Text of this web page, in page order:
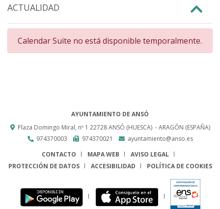
ACTUALIDAD
Calendar Suite no está disponible temporalmente.
AYUNTAMIENTO DE ANSÓ
Plaza Domingo Miral, nº 1 22728 ANSÓ (HUESCA) - ARAGÓN (ESPAÑA)
974370003
974370021
ayuntamiento@anso.es
CONTACTO
MAPA WEB
AVISO LEGAL
PROTECCIÓN DE DATOS
ACCESIBILIDAD POLÍTICA DE COOKIES